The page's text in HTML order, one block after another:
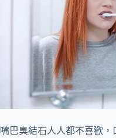
嘴巴臭結石人人都不喜歡